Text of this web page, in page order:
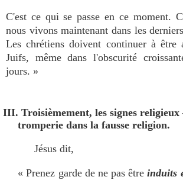
C'est ce qui se passe en ce moment.
nous vivons maintenant dans les
Les chrétiens doivent continuer à être
Juifs, même dans l'obscurité
jours. »
III. Troisièmement, les signes religieux
tromperie dans la fausse religion.
Jésus dit,
« Prenez garde de ne pas êtreinduits